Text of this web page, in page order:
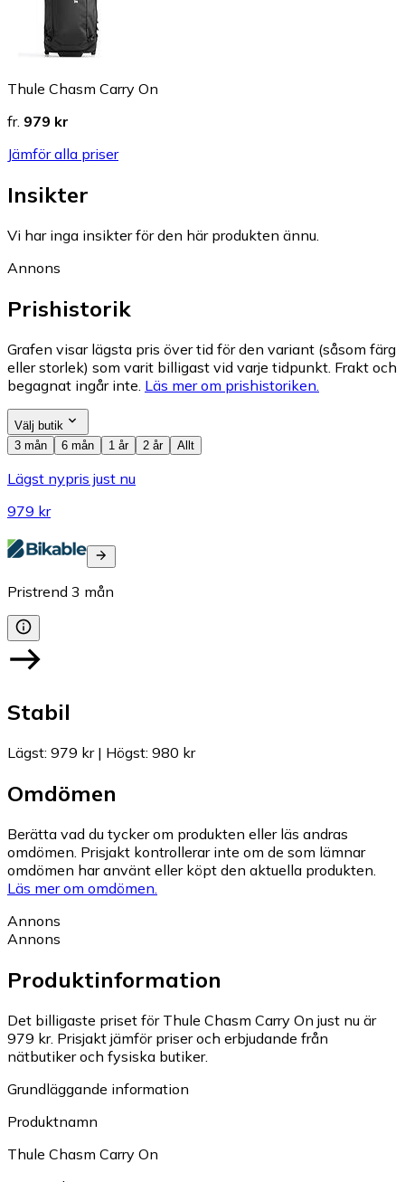
Thule Chasm Carry On
fr. 979 kr
Jämför alla priser
Insikter
Vi har inga insikter för den här produkten ännu.
Annons
Prishistorik
Grafen visar lägsta pris över tid för den variant (såsom färg
eller storlek) som varit billigast vid varje tidpunkt. Frakt och
begagnat ingår inte. Läs mer om prishistoriken.
Välj butik
3 mån
6 mån 1 år 2 år Allt
Lägst nypris just nu
979 kr
Pristrend 3 mån
Stabil
Lägst: 979 kr| Högst: 980 kr
Omdömen
Berätta vad du tycker om produkten eller läs andras
omdömen. Prisjakt kontrollerar inte om de som lämnar
omdömen har använt eller köpt den aktuella produkten.
Läs mer om omdömen.
Annons
Annons
Produktinformation
Det billigaste priset för Thule Chasm Carry On just nu är
979 kr. Prisjakt jämför priser och erbjudande från
nätbutiker och fysiska butiker.
Grundläggande information
Produktnamn
Thule Chasm Carry On